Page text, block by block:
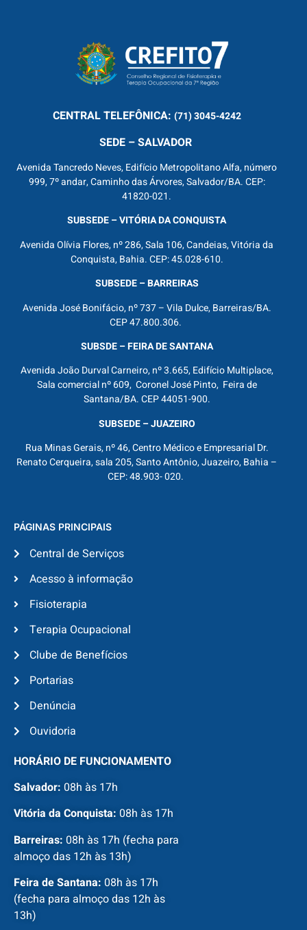
CENTRALTELEFÔNICA: (71) 3045-4242
SEDE – SALVADOR
Avenida Tancredo Neves, Edifício Metropolitano Alfa, número
999, 7º andar, Caminho das Árvores, Salvador/BA. CEP:
41820-021.
SUBSEDE – VITÓRIA DA CONQUISTA
Avenida Olívia Flores, nº 286, Sala 106, Candeias, Vitória da
Conquista, Bahia. CEP: 45.028-610.
SUBSEDE – BARREIRAS
Avenida José Bonifácio, nº 737 – Vila Dulce, Barreiras/BA.
CEP 47.800.306.
SUBSDE – FEIRA DE SANTANA
Avenida João Durval Carneiro, nº 3.665, Edifício Multiplace,
Sala comercial nº 609, Coronel José Pinto, Feira de
Santana/BA. CEP 44051-900.
SUBSEDE – JUAZEIRO
Rua Minas Gerais, nº 46, Centro Médico e Empresarial Dr.
Renato Cerqueira, sala 205, Santo Antônio, Juazeiro, Bahia –
CEP: 48.903- 020.
PÁGINAS PRINCIPAIS
Central de Serviços
Acesso à informação
Fisioterapia
Terapia Ocupacional
Clube de Benefícios
Portarias
Denúncia
Ouvidoria
HORÁRIO DE FUNCIONAMENTO
Salvador: 08h às 17h
Vitória da Conquista: 08h às 17h
Barreiras: 08h às 17h (fecha para
almoço das 12h às 13h)
Feira de Santana: 08h às 17h
(fecha para almoço das 12h às
13h)